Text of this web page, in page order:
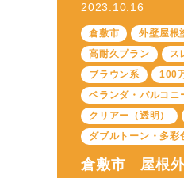
2023.10.16
倉敷市 外壁屋根
高耐久プラン
ス
ブラウン系
100
ベランダ・バルコニ
クリアー（透明）
ダブルトーン・多彩
倉敷市 屋根外